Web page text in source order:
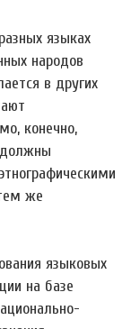
языках
народов
в других
конечно,
же
языковых
на базе